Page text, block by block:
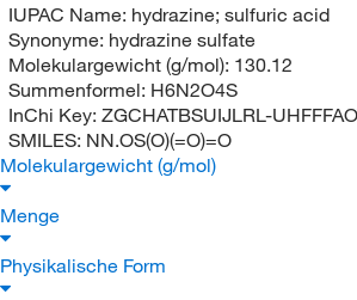
IUPAC Name: hydrazine; sulfuric acid
Synonyme: hydrazine sulfate
Molekulargewicht (g/mol): 130.12
Summenformel: H6N2O4S
InChi Key: ZGCHATBSUIJLRL-
SMILES: NN.OS(O)(=O)=O
Molekulargewicht (g/mol)
Menge
Physikalische Form